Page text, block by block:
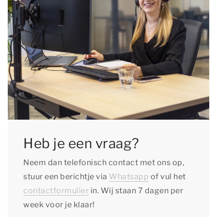
Heb je een vraag?
Neem dan telefonisch contact met ons op,
stuur een berichtje via Whatsapp of vul het
contactformulier in. Wij staan 7 dagen per
week voor je klaar!